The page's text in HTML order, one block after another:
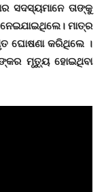
ସଦସ୍ୟମାନେ ତାଙ୍କୁ
ମାତ୍ର
ଘୋଷଣା କରିଥିଲେ ।
ମୃତ୍ୟୁ ହୋଇଥିବା